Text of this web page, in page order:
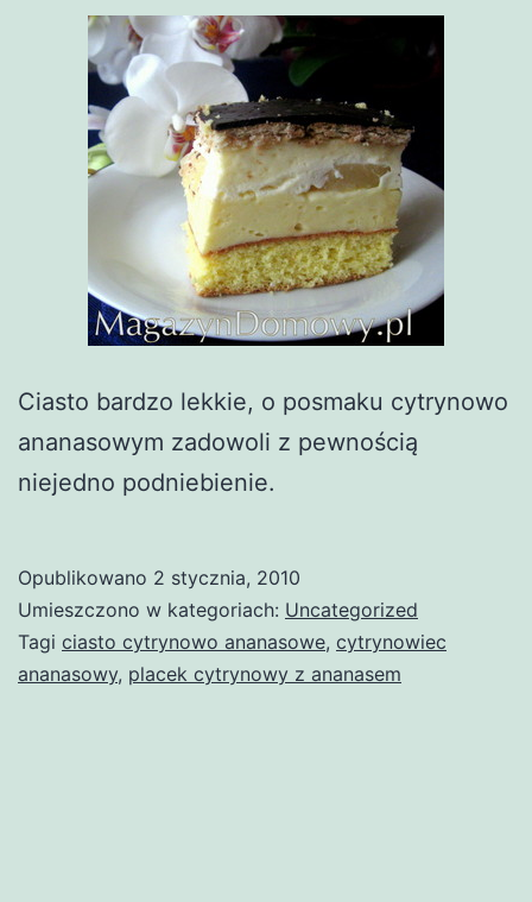
Ciasto bardzo lekkie, o posmaku cytrynowo
ananasowym zadowoli z pewnością
niejedno podniebienie.
Opublikowano 2 stycznia, 2010
Umieszczono w kategoriach: Uncategorized
Tagi ciasto cytrynowo ananasowe, cytrynowiec
ananasowy, placek cytrynowy z ananasem